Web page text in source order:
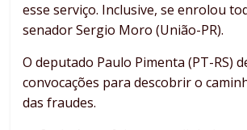
esse serviço. Inclusive, se enrolou
senador Sergio Moro (União-PR).
O deputado Paulo Pimenta (PT-RS)
convocações para descobrir o
das fraudes.